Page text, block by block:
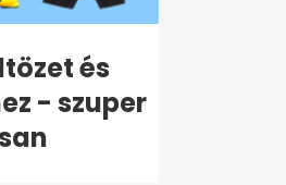
és
- szuper